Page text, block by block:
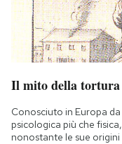
Il mito della tortura
Conosciuto in Europa
psicologica più che
nonostante le sue